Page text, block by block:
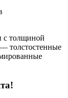
с толщиной
толстостенные